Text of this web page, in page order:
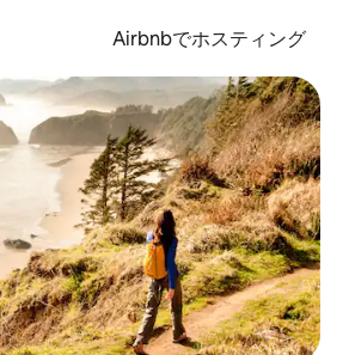
Airbnbでホスティング